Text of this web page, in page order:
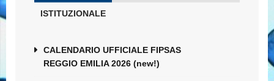
ISTITUZIONALE
CALENDARIO UFFICIALE FIPSAS
REGGIO EMILIA 2026 (new!)